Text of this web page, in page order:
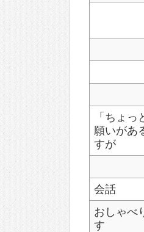
「ちょっ
願いがあ
すが
会話
おしゃべ
す